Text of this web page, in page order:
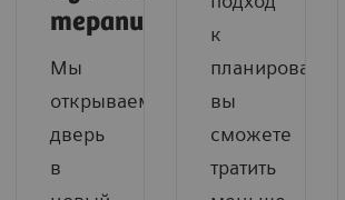
терапии
Мы
открываем
дверь
в
к
планированию:
вы
сможете
тратить